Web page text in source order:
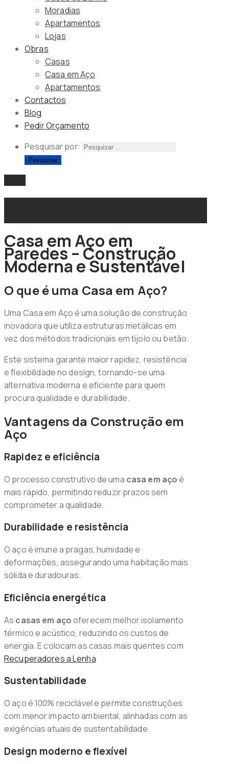
Moradias
Apartamentos
Lojas
Obras
Casas
Casa em Aço
Apartamentos
Contactos
Blog
Pedir Orçamento
Pesquisar por:
Casa em Aço em
Casa em Aço em
Paredes – Construção
Moderna e Sustentável
O que é uma Casa em Aço?
Uma Casa em Aço é uma solução de construção
inovadora que utiliza estruturas metálicas em
vez dos métodos tradicionais em tijolo ou betão.
Este sistema garante maior rapidez, resistência
e flexibilidade no design, tornando-se uma
alternativa moderna e eficiente para quem
procura qualidade e durabilidade.
Vantagens da Construção em
Aço
Rapidez e eficiência
O processo construtivo de uma casa em açoé
mais rápido, permitindo reduzir prazos sem
comprometer a qualidade.
Durabilidade e resistência
O aço é imune a pragas, humidade e
deformações, assegurando uma habitação mais
sólida e duradouras.
Eficiência energética
As casas em açooferecem melhor isolamento
térmico e acústico, reduzindo os custos de
energia. E colocam as casas mais quentes com
Recuperadores a Lenha
Sustentabilidade
O aço é 100% reciclável e permite construções
com menor impacto ambiental, alinhadas com as
exigências atuais de sustentabilidade.
Design moderno e flexível